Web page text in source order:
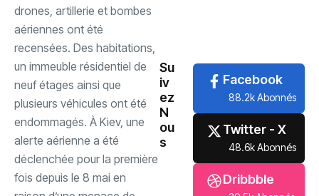
drones, artillerie et bombes
aériennes ont été
recensées. Des habitations,
un immeuble résidentiel de
neuf étages ainsi que
plusieurs véhicules ont été
endommagés. ‎À Kiev, une
alerte aérienne a été
déclenchée pour la première
fois depuis le 8 mai en
Su
iv
ez
N
ou
s
Facebook
88.2k Abonnés
Twitter - X
48.6k Abonnés
Dribbble